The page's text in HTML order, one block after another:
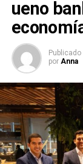
ueno
Publicado
por Anna